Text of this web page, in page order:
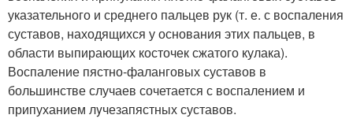
указательного и среднего пальцев рук (т. е. с воспаления
суставов, находящихся у основания этих пальцев, в
области выпирающих косточек сжатого кулака).
Воспаление пястно-фаланговых суставов в
большинстве случаев сочетается с воспалением и
припуханием лyчезапястных суставов.